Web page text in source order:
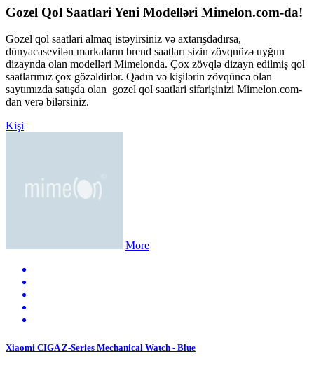
Gozel Qol Saatlari Yeni Modelləri Mimelon.com-da!
Gozel qol saatlari almaq istəyirsiniz və axtarışdadırsa,
dünyacasevilən markaların brend saatları sizin zövqnüzə uyğun
dizaynda olan modelləri Mimelonda. Çox zövqlə dizayn edilmiş qol
saatlarımız çox gözəldirlər. Qadın və kişilərin zövqüncə olan
saytımızda satışda olan gozel qol saatlari sifarişinizi Mimelon.com-
dan verə bilərsiniz.
Kişi
More
Xiaomi CIGA Z-Series Mechanical Watch - Blue